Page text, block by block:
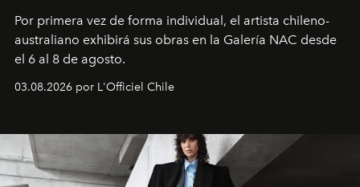
Por primera vez de forma individual, el artista chileno-
australiano exhibirá sus obras en la Galería NAC desde
el 6 al 8 de agosto.
03.08.2026 por L'Officiel Chile